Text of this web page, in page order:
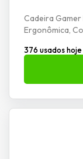
Cadeira Gamer
Ergonômica,
376 usados hoje